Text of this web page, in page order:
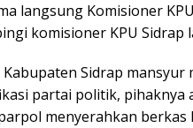
langsung Komisioner
komisioner KPU Sidrap
Kabupaten Sidrap
partai politik, pihaknya
menyerahkan berkas